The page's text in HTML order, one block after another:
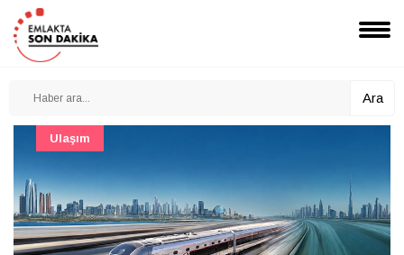
Ara
Güncel